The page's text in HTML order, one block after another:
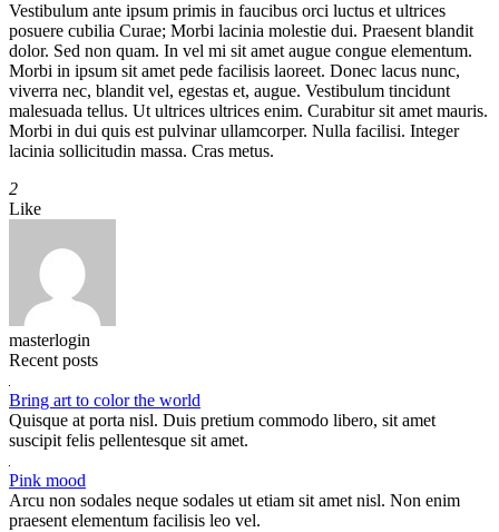
Vestibulum ante ipsum primis in faucibus orci luctus et ultrices
posuere cubilia Curae; Morbi lacinia molestie dui. Praesent blandit
dolor. Sed non quam. In vel mi sit amet augue congue elementum.
Morbi in ipsum sit amet pede facilisis laoreet. Donec lacus nunc,
viverra nec, blandit vel, egestas et, augue. Vestibulum tincidunt
malesuada tellus. Ut ultrices ultrices enim. Curabitur sit amet mauris.
Morbi in dui quis est pulvinar ullamcorper. Nulla facilisi. Integer
lacinia sollicitudin massa. Cras metus.
2
Like
masterlogin
Recent posts
Bring art to color the world
Quisque at porta nisl. Duis pretium commodo libero, sit amet
suscipit felis pellentesque sit amet.
Pink mood
Arcu non sodales neque sodales ut etiam sit amet nisl. Non enim
praesent elementum facilisis leo vel.